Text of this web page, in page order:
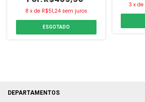
8 x de R$51,24 sem juros
ESGOTADO
3 xde
DEPARTAMENTOS